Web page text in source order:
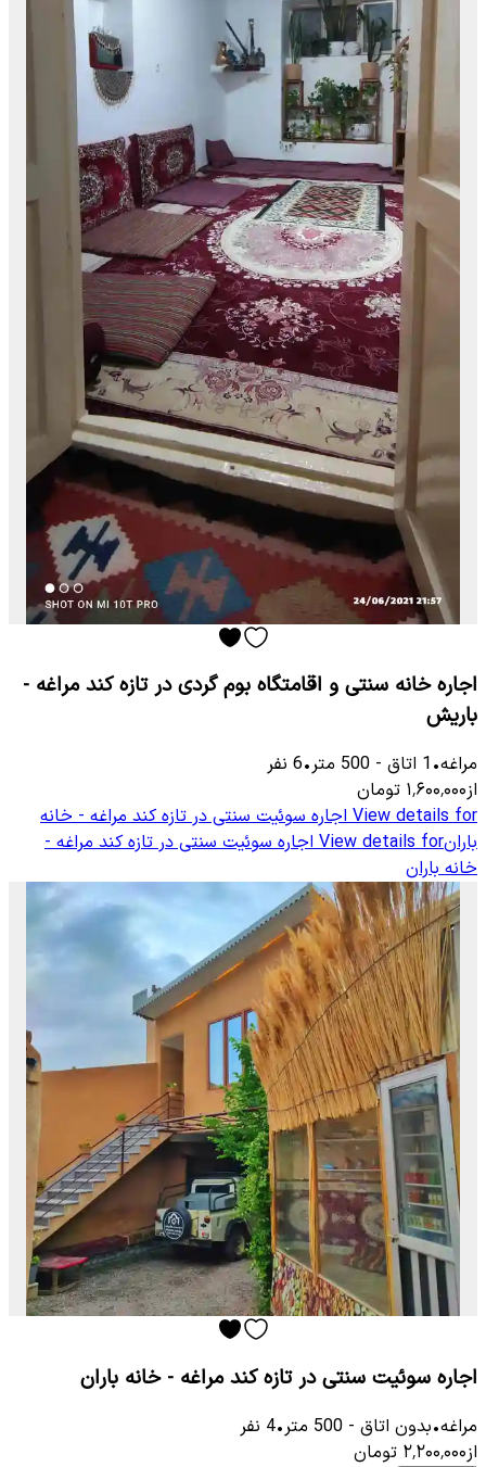
اجاره خانه سنتی و اقامتگاه بوم گردی در تازه کند مراغه -
باریش
مراغه•
1 اتاق -
500 متر•
6 نفر
از۱٬۶۰۰٬۰۰۰ تومان
View details for اجاره سوئیت سنتی در تازه کند مراغه - خانه
بارانView details for اجاره سوئیت سنتی در تازه کند مراغه -
خانه باران
اجاره سوئیت سنتی در تازه کند مراغه - خانه باران
مراغه•بدون اتاق -
500 متر•
4 نفر
از۲٬۲۰۰٬۰۰۰ تومان